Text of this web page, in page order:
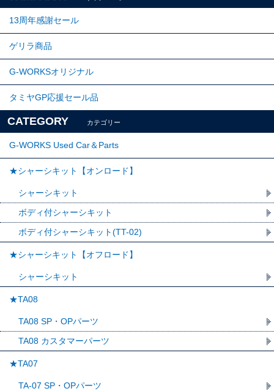
13周年感謝セール
ゲリラ商品
G-WORKSオリジナル
タミヤGP応援セール品
CATEGORY カテゴリー
G-WORKS Used Car＆Parts
★シャーシキット【オンロード】
シャーシキット
ボディ付シャーシキット
ボディ付シャーシキット(TT-02)
★シャーシキット【オフロード】
シャーシキット
★TA08
TA08 SP・OPパーツ
TA08 カスタマーパーツ
★TA07
TA-07 SP・OPパーツ